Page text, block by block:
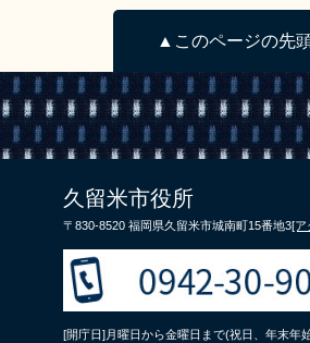
閉じる
▲このページの先
久留米市役所
〒830-8520 福岡県久留米市城南町15番地3[ア
[開庁日]月曜日から金曜日まで(祝日、年末年